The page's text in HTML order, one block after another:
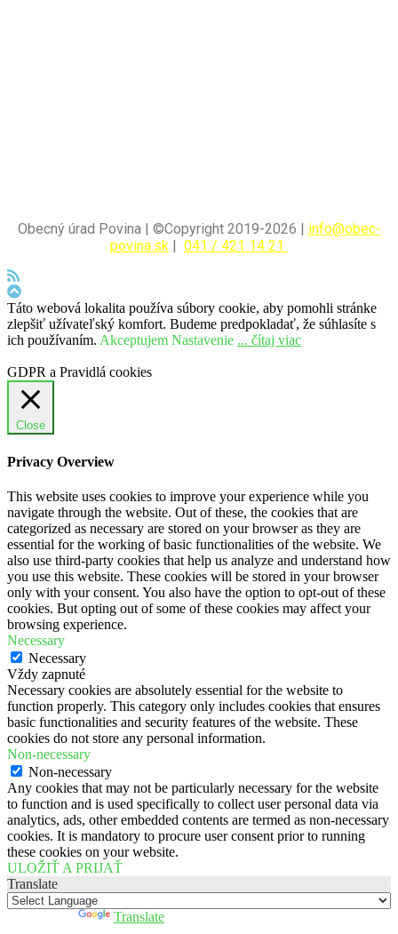
Obecný úrad Povina | ©Copyright 2019-2026 | info@obec-
povina.sk
041 / 421 14 21
Táto webová lokalita používa súbory cookie, aby pomohli stránke
zlepšiť užívateľský komfort. Budeme predpokladať, že súhlasíte s
ich používaním. Akceptujem Nastavenie ... čítaj viac
GDPR a Pravidlá cookies
Close
Privacy Overview
This website uses cookies to improve your experience while you
navigate through the website. Out of these, the cookies that are
categorized as necessary are stored on your browser as they are
essential for the working of basic functionalities of the website. We
also use third-party cookies that help us analyze and understand how
you use this website. These cookies will be stored in your browser
only with your consent. You also have the option to opt-out of these
cookies. But opting out of some of these cookies may affect your
browsing experience.
Necessary
Necessary
Vždy zapnuté
Necessary cookies are absolutely essential for the website to
function properly. This category only includes cookies that ensures
basic functionalities and security features of the website. These
cookies do not store any personal information.
Non-necessary
Non-necessary
Any cookies that may not be particularly necessary for the website
to function and is used specifically to collect user personal data via
analytics, ads, other embedded contents are termed as non-necessary
cookies. It is mandatory to procure user consent prior to running
these cookies on your website.
ULOŽIŤ A PRIJAŤ
Translate
Translate